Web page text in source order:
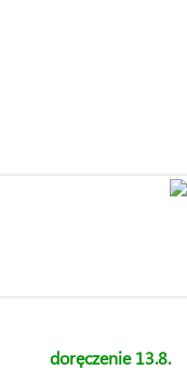
doręczenie 13.8.